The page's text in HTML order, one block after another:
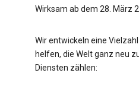
Wirksam ab dem 28. März
Wir entwickeln eine
helfen, die Welt ganz neu
Diensten zählen: